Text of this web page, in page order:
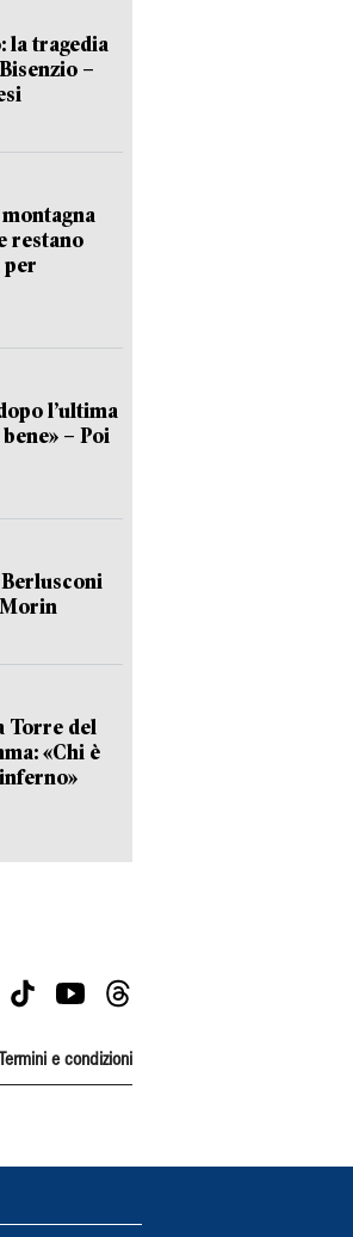
la tragedia
–
restano
per
l’ultima
– Poi
Torre del
«Chi è
Termini e condizioni